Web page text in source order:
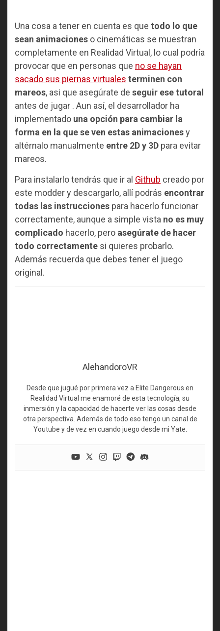
Una cosa a tener en cuenta es que todo lo que
sean animaciones o cinemáticas se muestran
completamente en Realidad Virtual, lo cual podría
provocar que en personas que no se hayan
sacado sus piernas virtuales terminen con
mareos, asi que asegúrate de seguir ese tutoral
antes de jugar . Aun así, el desarrollador ha
implementado una opción para cambiar la
forma en la que se ven estas animacionesy
altérnalo manualmente entre 2D y 3D para evitar
mareos.
Para instalarlo tendrás que ir al Github creado por
este modder y descargarlo, allí podrás encontrar
todas las instrucciones para hacerlo funcionar
correctamente, aunque a simple vista no es muy
complicado hacerlo, pero asegúrate de hacer
todo correctamente si quieres probarlo.
Además recuerda que debes tener el juego
original.
AlehandoroVR
Desde que jugué por primera vez a Elite Dangerous en
Realidad Virtual me enamoré de esta tecnología, su
inmersión y la capacidad de hacerte ver las cosas desde
otra perspectiva. Además de todo eso tengo un canal de
Youtube y de vez en cuando juego desde mi Yate.